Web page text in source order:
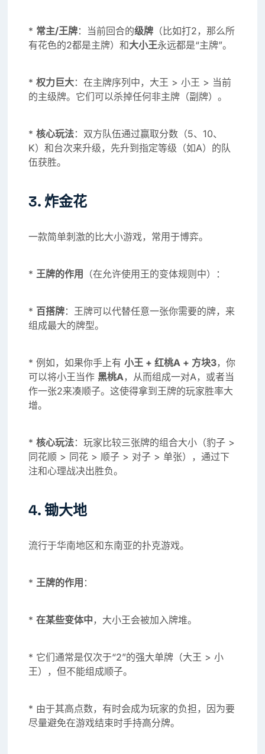
* 常主/王牌：当前回合的级牌 （比如打2，那么所
有花色的2都是主牌）和大小王永远都是“主牌”。
* 权力巨大：在主牌序列中，大王 > 小王 > 当前
的主级牌。它们可以杀掉任何非主牌（副牌）。
* 核心玩法：双方队伍通过赢取分数（5、10、
K）和台次来升级，先升到指定等级（如A）的队
伍获胜。
3. 炸金花
一款简单刺激的比大小游戏，常用于博弈。
* 王牌的作用 （在允许使用王的变体规则中）：
* 百搭牌：王牌可以代替任意一张你需要的牌，来
组成最大的牌型。
* 例如，如果你手上有 小王 + 红桃A + 方块3，你
可以将小王当作 黑桃A，从而组成一对A，或者当
作一张2来凑顺子。这使得拿到王牌的玩家胜率大
增。
* 核心玩法：玩家比较三张牌的组合大小（豹子 >
同花顺 > 同花 > 顺子 > 对子 > 单张），通过下
注和心理战决出胜负。
4. 锄大地
流行于华南地区和东南亚的扑克游戏。
* 王牌的作用 ：
* 在某些变体中，大小王会被加入牌堆。
* 它们通常是仅次于“2”的强大单牌（大王 > 小
王），但不能组成顺子。
* 由于其高点数，有时会成为玩家的负担，因为要
尽量避免在游戏结束时手持高分牌。